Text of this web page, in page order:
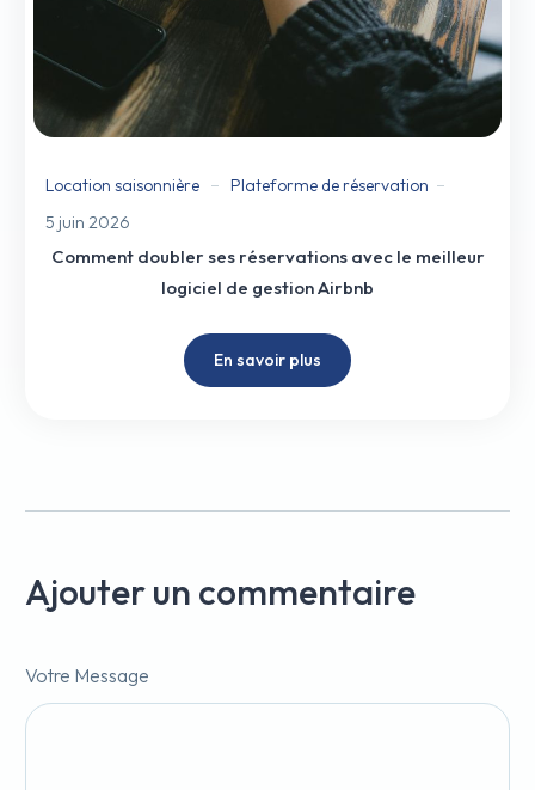
Location saisonnière
Plateforme de réservation
5 juin 2026
Comment doubler ses réservations avec le meilleur
logiciel de gestion Airbnb
En savoir plus
Ajouter un commentaire
Votre Message